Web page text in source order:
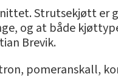
Strutsekjøtt
og at både
Brevik.
pomeranskall,